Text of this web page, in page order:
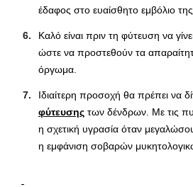
έδαφος στο ευαίσθητο εμβόλιο της
Καλό είναι πριν τη φύτευση να
ώστε να προστεθούν τα
όργωμα.
Ιδιαίτερη προσοχή θα πρέπει να
φύτευσης των δένδρων. Με τις
η σχετική υγρασία όταν
η εμφάνιση σοβαρών